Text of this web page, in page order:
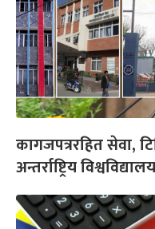
कागजपत्ररहित सेवा,
अन्तर्राष्ट्रिय